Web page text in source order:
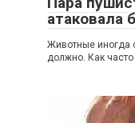
атаковала
Животные иногда
должно. Как